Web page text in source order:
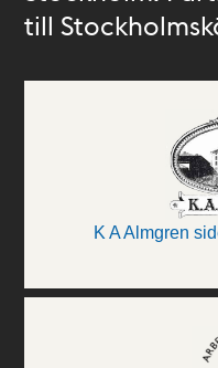
till
K A Almgren